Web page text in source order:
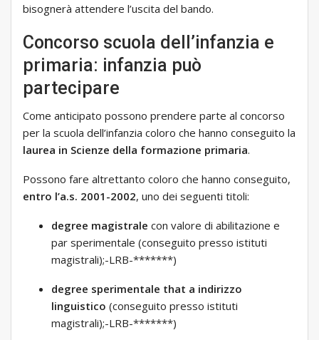
bisognerà attendere l’uscita del bando.
Concorso scuola dell’infanzia e
primaria: infanzia può
partecipare
Come anticipato possono prendere parte al concorso
per la scuola dell’infanzia coloro che hanno conseguito la
laurea in Scienze della formazione primaria.
Possono fare altrettanto coloro che hanno conseguito,
entro l’a.s. 2001-2002, uno dei seguenti titoli:
degree magistrale con valore di abilitazione e
par sperimentale (conseguito presso istituti
magistrali);-LRB-*******)
degree sperimentale that a indirizzo
linguistico (conseguito presso istituti
magistrali);-LRB-*******)